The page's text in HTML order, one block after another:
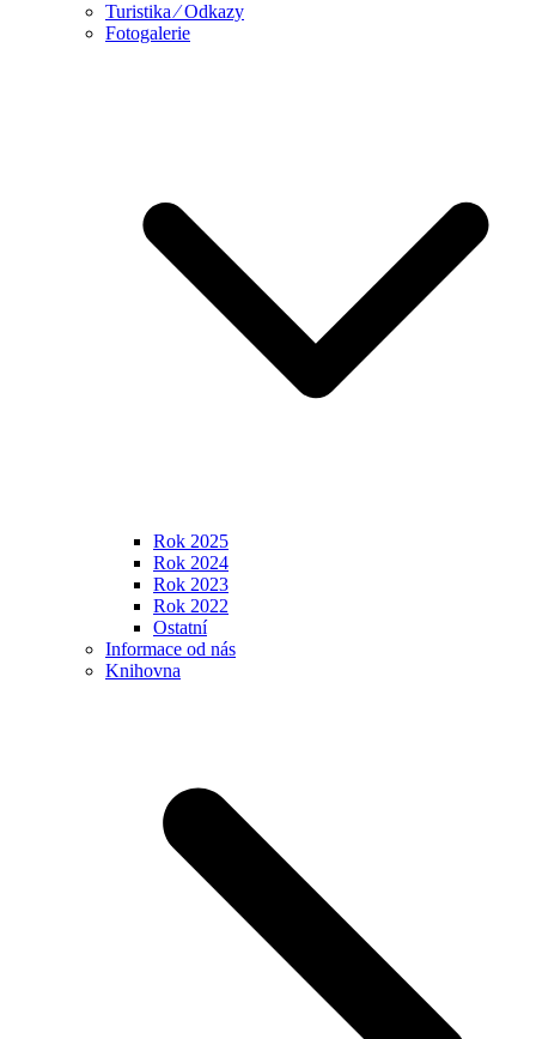
Turistika ⁄ Odkazy
Fotogalerie
Rok 2025
Rok 2024
Rok 2023
Rok 2022
Ostatní
Informace od nás
Knihovna